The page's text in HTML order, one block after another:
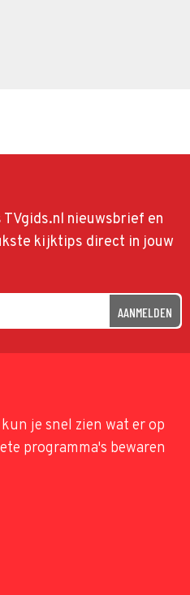
nieuwsbrief en
kijktips direct in jouw
AANMELDEN
je snel zien wat er op
programma's bewaren